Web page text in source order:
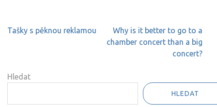
Navigace
Tašky s pěknou reklamou
Why is it better to go to a
chamber concert than a big
concert?
Hledat
HLEDAT